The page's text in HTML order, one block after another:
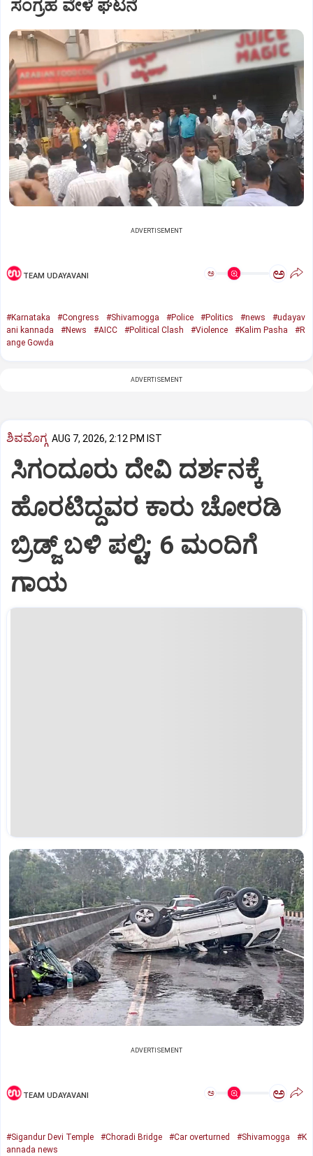
ಸಂಗ್ರಹ ವೇಳೆ ಘಟನೆ
ADVERTISEMENT
TEAM UDAYAVANI ಅ ಅ
#Karnataka #Congress #Shivamogga #Police #Politics #news
#udayav
ani kannada
#News #AICC #Political Clash #Violence #Kalim Pasha
#R
ange Gowda
ADVERTISEMENT
ಶಿವಮೊಗ್ಗ AUG 7, 2026, 2:12 PM IST
ಸಿಗಂದೂರು ದೇವಿ ದರ್ಶನಕ್ಕೆ
ಹೊರಟಿದ್ದವರ ಕಾರು ಚೋರಡಿ
ಬ್ರಿಡ್ಜ್ ಬಳಿ ಪಲ್ಟಿ; 6 ಮಂದಿಗೆ
ಗಾಯ
ADVERTISEMENT
TEAM UDAYAVANI ಅ ಅ
#Sigandur Devi Temple #Choradi Bridge #Car overturned #Shivamogga
#K
annada news